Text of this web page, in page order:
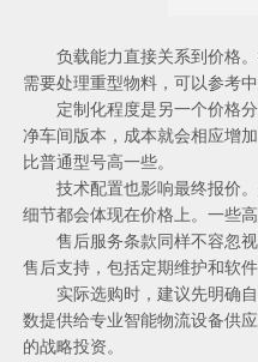
负载能力直接关系到价格
需要处理重型物料，可以参考
定制化程度是另一个价格
净车间版本，成本就会相应增
比普通型号高一些。
技术配置也影响最终报价
细节都会体现在价格上。一些
售后服务条款同样不容忽
售后支持，包括定期维护和软
实际选购时，建议先明确
数提供给专业智能物流设备供
的战略投资。